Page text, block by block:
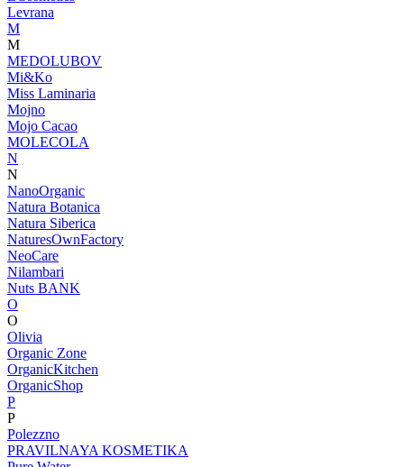
Levrana
M
M
MEDOLUBOV
Mi&Ko
Miss Laminaria
Mojno
Mojo Cacao
MOLECOLA
N
N
NanoOrganic
Natura Botanica
Natura Siberica
NaturesOwnFactory
NeoCare
Nilambari
Nuts BANK
O
O
Olivia
Organic Zone
OrganicKitchen
OrganicShop
P
P
Polezzno
PRAVILNAYA KOSMETIKA